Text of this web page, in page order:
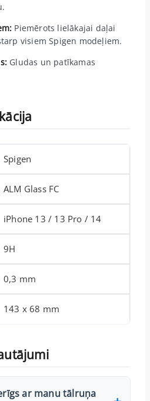
Piemērots lielākajai daļai
visiem Spigen modeļiem.
Gludas un patīkamas
Spigen
ALM Glass FC
iPhone 13 / 13 Pro / 14
9H
0,3 mm
143 x 68 mm
ar manu tālruņa